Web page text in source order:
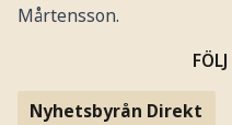
Mårtensson.
Nyhetsbyrån Direkt